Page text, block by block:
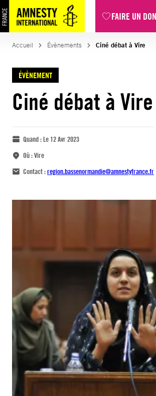
FAIRE UN DON
Accueil Évènements Ciné débat à Vire
ÉVÈNEMENT
Ciné débat à Vire
Quand :Le 12 Avr 2023
Où :Vire
Contact :region.bassenormandie@amnestyfrance.fr